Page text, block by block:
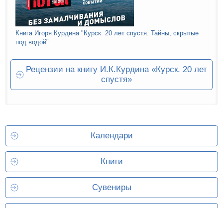
Книга Игоря Курдина "Курск. 20 лет спустя. Тайны, скрытые
под водой"
Рецензии на книгу И.К.Курдина «Курск. 20 лет
спустя»
Календари
Книги
Сувениры